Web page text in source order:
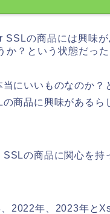
SSLの商品には興味
？という状態だった
にいいものなのか？
商品に興味があるら
の商品に関心を持
2022年、2023年と